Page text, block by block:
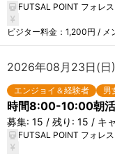
FUTSAL POINT フォレ
ビジター料金：1,200円 / メ
2026年08月23日(
エンジョイ＆経験者 男
時間8:00-10:00朝
募集: 15 / 残り: 15 / キ
FUTSAL POINT フォレ